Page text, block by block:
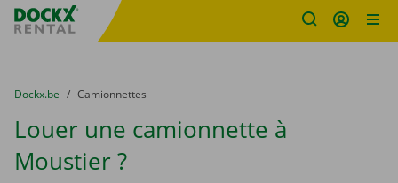
sitename
You are here:
du
Dockx.be to
Camionnettes
Louer une camionnette à
Moustier ?